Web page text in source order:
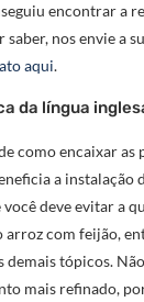
encontrar a
nos envie a
aqui.
da língua
como encaixar as
a instalação
deve evitar a
arroz com feijão,
demais tópicos.
mais refinado,